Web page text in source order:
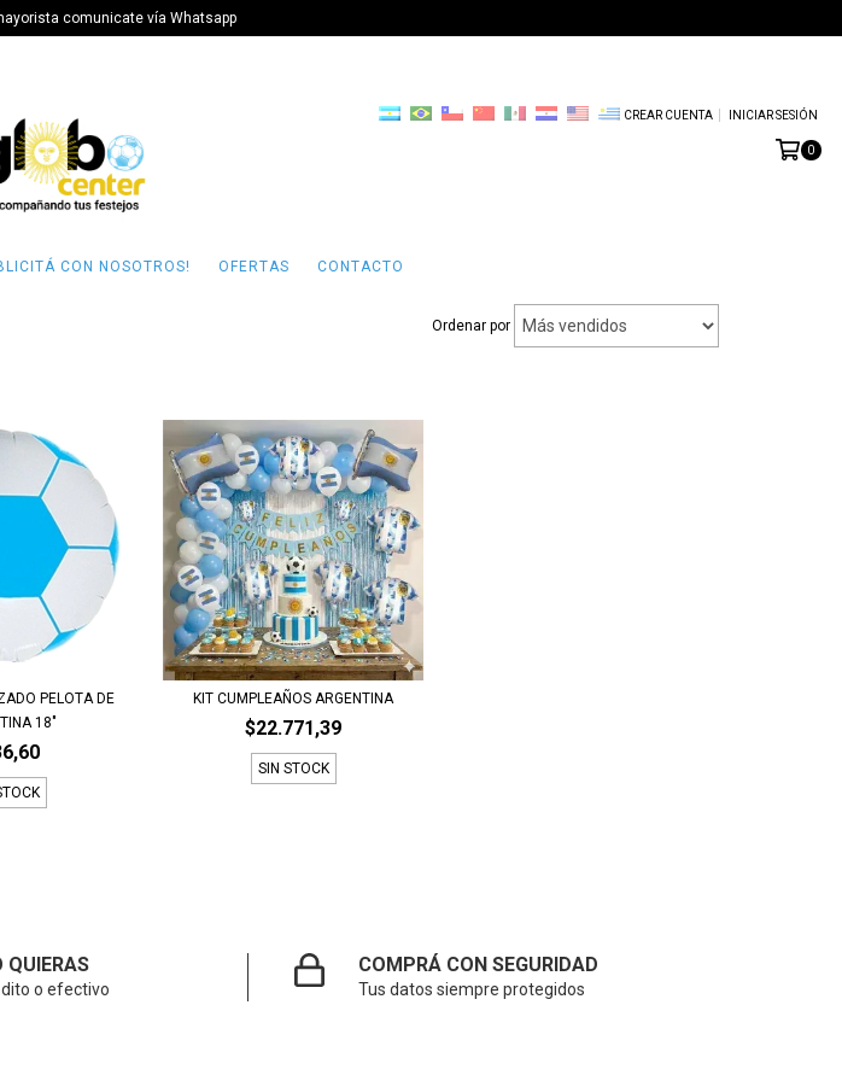
comunicate vía Whatsapp
CREAR CUENTA INICIAR SESIÓN
0
CON NOSOTROS! OFERTAS CONTACTO
Ordenar por
PELOTA DE
18"
KIT CUMPLEAÑOS ARGENTINA
$22.771,39
SIN STOCK
QUIERAS
o efectivo
COMPRÁ CON SEGURIDAD
Tus datos siempre protegidos